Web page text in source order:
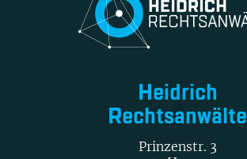
Heidrich
Rechtsanwälte
Prinzenstr. 3